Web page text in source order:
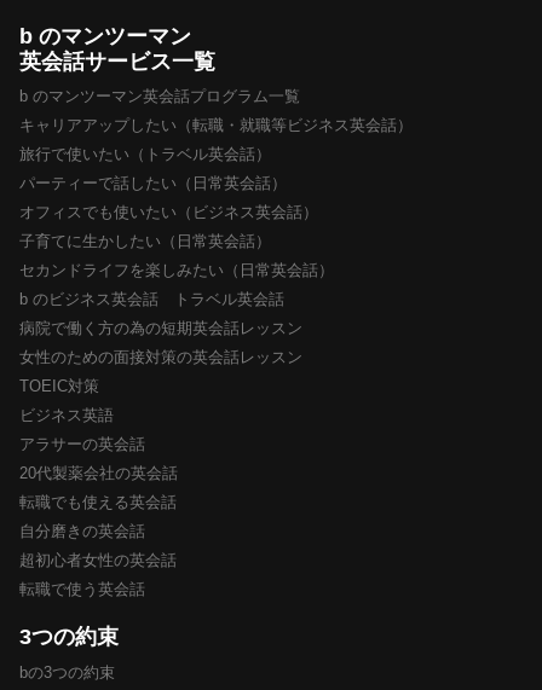
b のマンツーマン
英会話サービス一覧
b のマンツーマン英会話プログラム一覧
キャリアアップしたい（転職・就職等ビジネス英会話）
旅行で使いたい（トラベル英会話）
パーティーで話したい（日常英会話）
オフィスでも使いたい（ビジネス英会話）
子育てに生かしたい（日常英会話）
セカンドライフを楽しみたい（日常英会話）
b のビジネス英会話 トラベル英会話
病院で働く方の為の短期英会話レッスン
女性のための面接対策の英会話レッスン
TOEIC対策
ビジネス英語
アラサーの英会話
20代製薬会社の英会話
転職でも使える英会話
自分磨きの英会話
超初心者女性の英会話
転職で使う英会話
3つの約束
bの3つの約束